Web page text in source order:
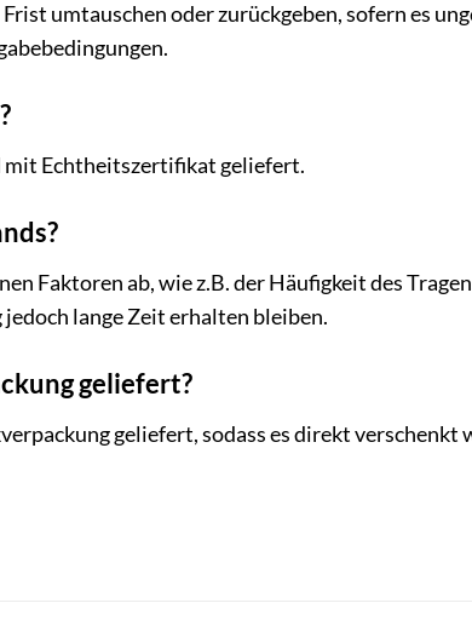
umtauschen oder zurückgeben, sofern es
mit Echtheitszertifikat geliefert.
Faktoren ab, wie z.B. der Häufigkeit des
lange Zeit erhalten bleiben.
geliefert?
geliefert, sodass es direkt verschenkt